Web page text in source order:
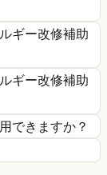
ギー改修補助
ギー改修補助
できますか？